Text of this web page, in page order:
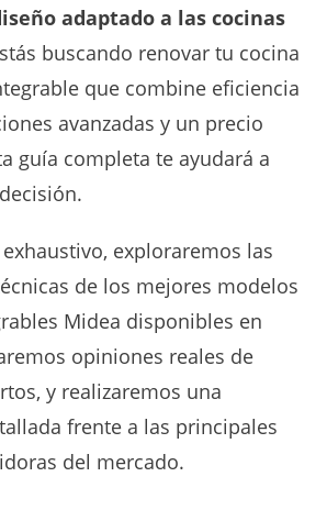
adaptado a las cocinas
buscando renovar tu cocina
que combine eficiencia
avanzadas y un precio
guía completa te ayudará a
exploraremos las
de los mejores modelos
Midea disponibles en
opiniones reales de
y realizaremos una
frente a las principales
del mercado.